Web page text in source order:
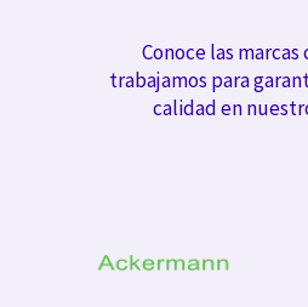
Conoce las marcas
trabajamos para
calidad en